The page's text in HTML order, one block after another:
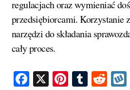
regulacjach oraz wymieniać
przedsiębiorcami. Korzystanie
narzędzi do składania
cały proces.
Facebook
X Pinterest